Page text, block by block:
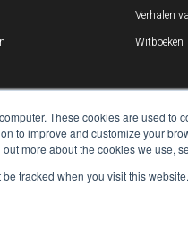
These cookies are used
to improve and customize your
more about the cookies we use,
be tracked when you visit this
Verhalen
Witboeken